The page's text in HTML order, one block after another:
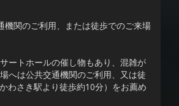
機関のご利用、または徒歩でのご来場
ートホールの催し物もあり、混雑が
へは公共交通機関のご利用、又は徒
わさき駅より徒歩約10分）をお薦め